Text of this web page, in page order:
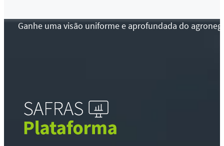
Ganhe uma visão uniforme e aprofundada do